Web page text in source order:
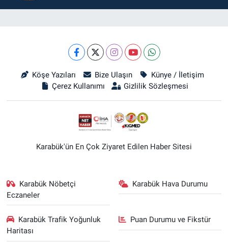
Köşe Yazıları Bize Ulaşın
Künye / İletişim
Çerez Kullanımı
Gizlilik Sözleşmesi
Karabük'ün En Çok Ziyaret Edilen Haber Sitesi
Karabük Nöbetçi
Eczaneler
Karabük Hava Durumu
Karabük Trafik Yoğunluk
Haritası
Puan Durumu ve Fikstür